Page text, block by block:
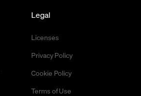
Legal
Licenses
Privacy Policy
Cookie Policy
Terms of Use